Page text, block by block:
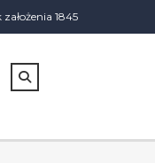
założenia 1845